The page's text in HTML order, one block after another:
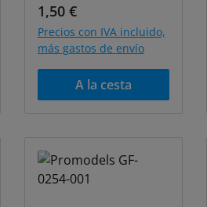
Precio normal:
1,50 €
Precios con IVA incluido,
más gastos de envío
A la cesta